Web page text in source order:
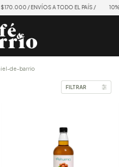
/ ENVÍOS A TODO EL PAÍS / 10%
de-barrio
FILTRAR